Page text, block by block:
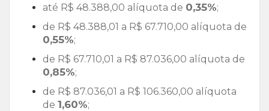
até R$ 48.388,00 alíquota de 0,35%;
de R$ 48.388,01 a R$ 67.710,00 alíquota de
0,55%;
de R$ 67.710,01 a R$ 87.036,00 alíquota de
0,85%;
de R$ 87.036,01 a R$ 106.360,00 alíquota
de 1,60%;